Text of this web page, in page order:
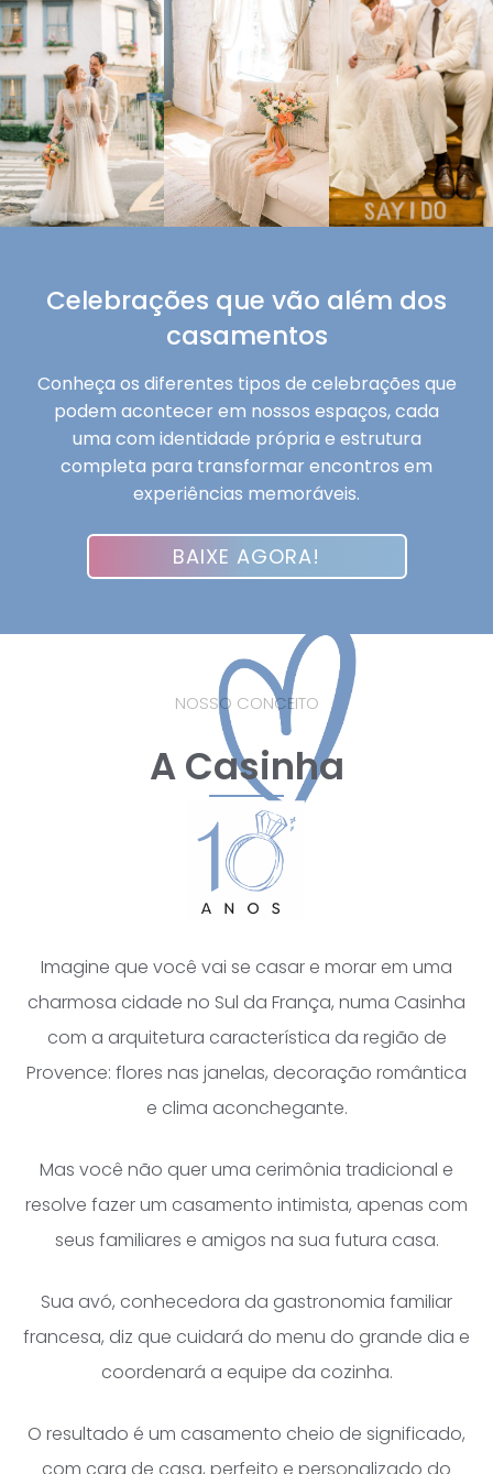
Celebrações que vão além dos
casamentos
Conheça os diferentes tipos de celebrações que
podem acontecer em nossos espaços, cada
uma com identidade própria e estrutura
completa para transformar encontros em
experiências memoráveis.
BAIXE AGORA!
NOSSO CONCEITO
A Casinha
Imagine que você vai se casar e morar em uma
charmosa cidade no Sul da França, numa Casinha
com a arquitetura característica da região de
Provence: flores nas janelas, decoração romântica
e clima aconchegante.
Mas você não quer uma cerimônia tradicional e
resolve fazer um casamento intimista, apenas com
seus familiares e amigos na sua futura casa.
Sua avó, conhecedora da gastronomia familiar
francesa, diz que cuidará do menu do grande dia e
coordenará a equipe da cozinha.
O resultado é um casamento cheio de significado,